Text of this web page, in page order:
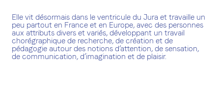
Elle vit désormais dans le ventricule du Jura et travaille un
peu partout en France et en Europe, avec des personnes
aux attributs divers et variés, développant un travail
chorégraphique de recherche, de création et de
pédagogie autour des notions d’attention, de sensation,
de communication, d’imagination et de plaisir.